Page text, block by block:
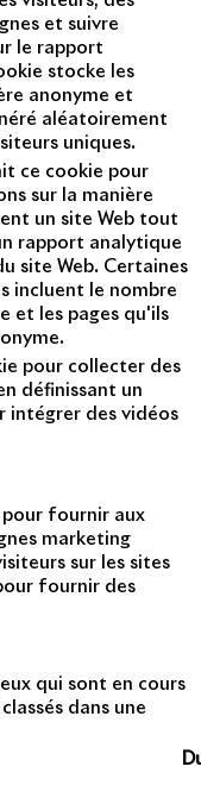
et suivre
le rapport
stocke les
anonyme et
aléatoirement
uniques.
ce cookie pour
sur la manière
un site Web tout
rapport analytique
site Web. Certaines
incluent le nombre
et les pages qu'ils
pour collecter des
définissant un
intégrer des vidéos
pour fournir aux
marketing
sur les sites
fournir des
qui sont en cours
dans une